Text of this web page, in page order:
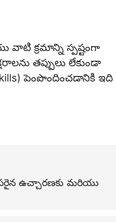
వాటి క్రమాన్ని స్పష్టంగా
తప్పులు లేకుండా
పెంపొందించడానికి ఇది
సరైన ఉచ్చారణకు మరియు